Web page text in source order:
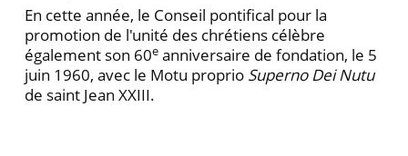
En cette année, le Conseil pontifical pour la
promotion de l'unité des chrétiens célèbre
également son 60e anniversaire de fondation, le 5
juin 1960, avec le Motu proprio Superno Dei Nutu
de saint Jean XXIII.